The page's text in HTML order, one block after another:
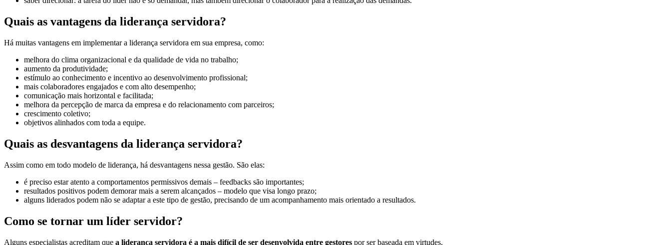
Quais as vantagens da liderança servidora?
Há muitas vantagens em implementar a liderança servidora em sua empresa, como:
melhora do clima organizacional e da qualidade de vida no trabalho;
aumento da produtividade;
estímulo ao conhecimento e incentivo ao desenvolvimento profissional;
mais colaboradores engajados e com alto desempenho;
comunicação mais horizontal e facilitada;
melhora da percepção de marca da empresa e do relacionamento com parceiros;
crescimento coletivo;
objetivos alinhados com toda a equipe.
Quais as desvantagens da liderança servidora?
Assim como em todo modelo de liderança, há desvantagens nessa gestão. São elas:
é preciso estar atento a comportamentos permissivos demais – feedbacks são importantes;
resultados positivos podem demorar mais a serem alcançados – modelo que visa longo prazo;
alguns liderados podem não se adaptar a este tipo de gestão, precisando de um acompanhamento mais orientado a resultados.
Como se tornar um líder servidor?
Alguns especialistas acreditam que a liderança servidora é a mais difícil de ser desenvolvida entre gestores por ser baseada em virtudes.